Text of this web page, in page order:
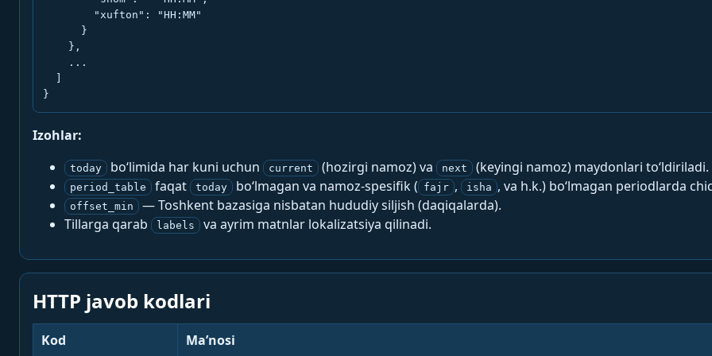
        "xufton": "HH:MM"
      }
    },
    ...
}
Izohlar:
today bo‘limida har kuni uchun current (hozirgi namoz) va next (keyingi namoz) maydonlari to‘ldiriladi.
period_table faqat today bo‘lmagan va namoz-spesifik ( fajr , isha , va h.k.) bo‘lmagan periodlarda
offset_min
— Toshkent bazasiga nisbatan hududiy siljish (daqiqalarda).
Tillarga qarab
labels va ayrim matnlar lokalizatsiya qilinadi.
HTTP javob kodlari
Kod Ma’nosi